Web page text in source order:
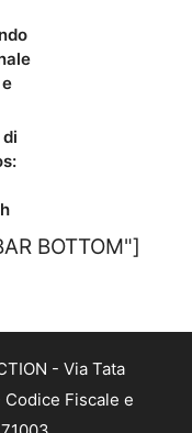
BOTTOM"]
- Via Tata
Codice Fiscale e